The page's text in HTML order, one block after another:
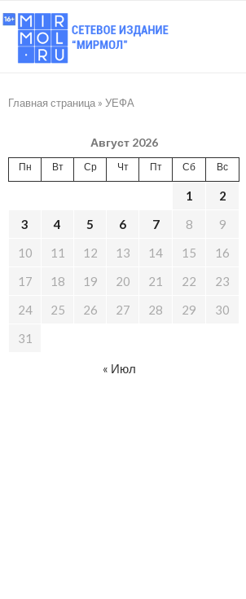
Главная страница » УЕФА
Август 2026
Пн Вт Ср Чт Пт Сб Вс
1
2
3
4 5 6 7 8
9
10
11 12 13 14 15
16
17
18 19 20 21 22
23
24
25 26 27 28 29
30
31
« Июл